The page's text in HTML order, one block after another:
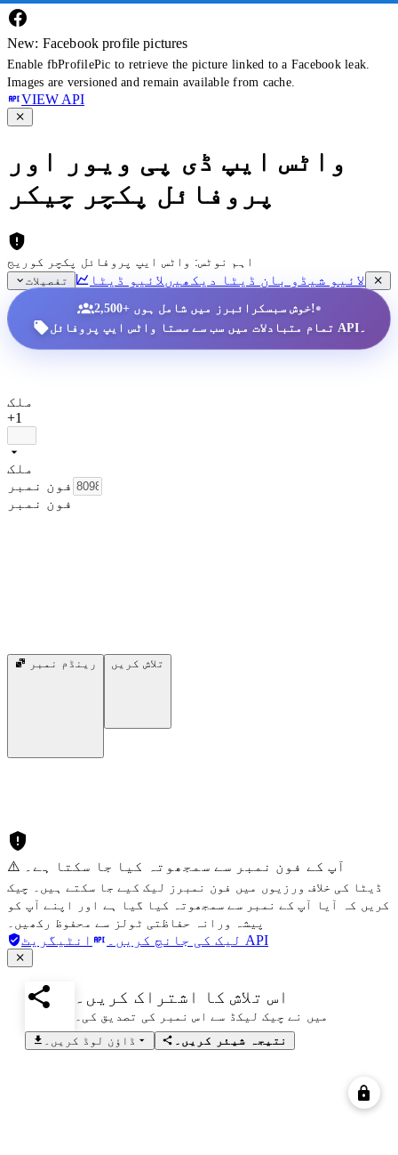
New: Facebook profile pictures
Enable fbProfilePic to retrieve the picture linked to a Facebook leak.
Images are versioned and remain available from cache.
VIEW API
واٹس ایپ ڈی پی ویور اور
پروفائل پکچر چیکر
اہم نوٹس: واٹس ایپ پروفائل پکچر کوریج
تفصیلات
لائیو شیڈو بان ڈیٹا دیکھیں لائیو ڈیٹا
2,500+ خوش سبسکرائبرز میں شامل ہوں!•
تمام متبادلات میں سب سے سستا واٹس ایپ پروفائل API۔
ملک
+1
ملک
فون نمبر
فون نمبر
رینڈم نمبر تلاش کریں
⚠️ آپ کے فون نمبر سے سمجھوتہ کیا جا سکتا ہے۔
ڈیٹا کی خلاف ورزیوں میں فون نمبرز لیک کیے جا سکتے ہیں۔ چیک
کریں کہ آیا آپ کے نمبر سے سمجھوتہ کیا گیا ہے اور اپنے آپ کو
پیشہ ورانہ حفاظتی ٹولز سے محفوظ رکھیں۔
لیک کی جانچ کریں۔ انٹیگریٹ API
اس تلاش کا اشتراک کریں۔
میں نے چیک لیکڈ سے اس نمبر کی تصدیق کی۔
ڈاؤن لوڈ کریں۔
نتیجہ شیئر کریں۔